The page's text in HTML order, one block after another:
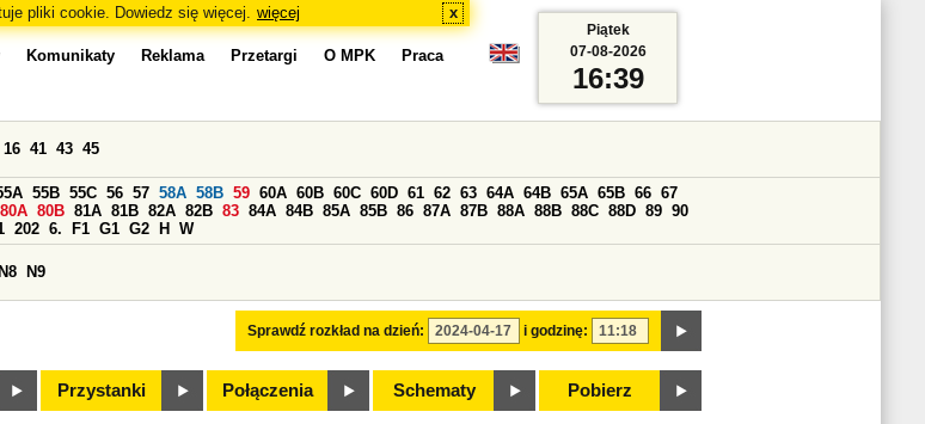
pliki cookie. Dowiedz się więcej. więcej x
Komunikaty Reklama Przetargi O MPK Praca
Sprawdź rozkład na dzień: i godzinę:
16 41 43 45
55B 55C 56 57 58A 58B 59 60A 60B 60C 60D 61 62 63 64A 64B 65A 65B 66 67
80A 80B 81A 81B 82A 82B 83 84A 84B 85A 85B 86 87A 87B 88A 88B 88C 88D 89 90
202 6. F1 G1 G2 H W
N8 N9
Przystanki Połączenia Schematy Pobierz
Piątek
07-08-2026
16:39